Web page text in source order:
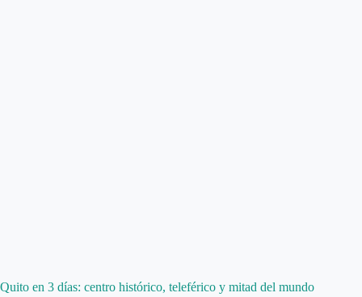
Quito en 3 días: centro histórico, teleférico y mitad del mundo